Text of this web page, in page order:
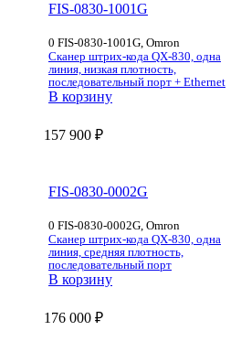
FIS-0830-1001G
0 FIS-0830-1001G, Omron
Сканер штрих-кода QX-830, одна
линия, низкая плотность,
последовательный порт + Ethernet
В корзину
157 900 ₽
FIS-0830-0002G
0 FIS-0830-0002G, Omron
Сканер штрих-кода QX-830, одна
линия, средняя плотность,
последовательный порт
В корзину
176 000 ₽